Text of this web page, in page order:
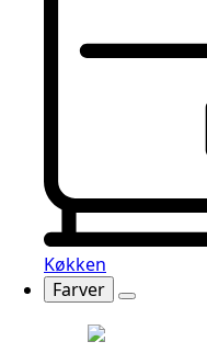
Køkken
Farver